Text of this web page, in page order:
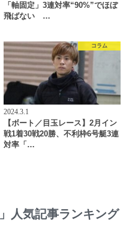
「軸固定」3連対率“90%”でほぼ
飛ばない …
コラム
2024.3.1
【ボート／目玉レース】2月イン
戦1着30戦20勝、不利枠6号艇3連
対率「…
」人気記事ランキング